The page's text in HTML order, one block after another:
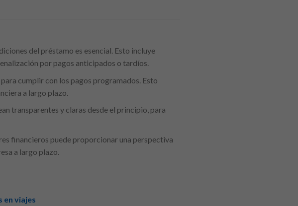
del préstamo es esencial. Esto incluye
por pagos anticipados o tardíos.
cumplir con los pagos programados. Esto
a largo plazo.
transparentes y claras desde el principio, para
financieros puede proporcionar una perspectiva
a largo plazo.
en viajes